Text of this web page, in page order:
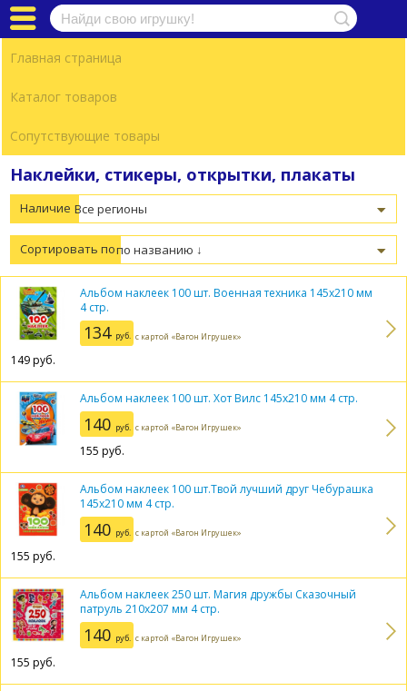
Главная страница
Каталог товаров
Сопутствующие товары
Наклейки, стикеры, открытки, плакаты
Наличие
Сортировать по
Альбом наклеек 100 шт. Военная техника 145х210 мм
4 стр.
134 руб. с картой «Вагон Игрушек»
149руб.
Альбом наклеек 100 шт. Хот Вилс 145х210 мм 4 стр.
140 руб. с картой «Вагон Игрушек»
155 руб.
Альбом наклеек 100 шт.Твой лучший друг Чебурашка
145х210 мм 4 стр.
140 руб. с картой «Вагон Игрушек»
155 руб.
Альбом наклеек 250 шт. Магия дружбы Сказочный
патруль 210х207 мм 4 стр.
140 руб. с картой «Вагон Игрушек»
155 руб.
Каталог товаров
Вход / Регистрация
О компании
Контакты
Партнеры
Помощь
Формируемый заказ
Перейти в корзину
к заказу.